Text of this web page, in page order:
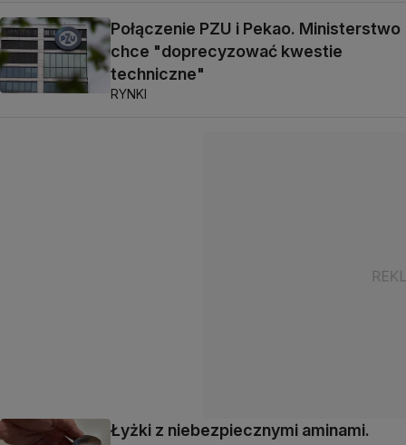
Połączenie PZU i Pekao. Ministerstwo
chce "doprecyzować kwestie
techniczne"
RYNKI
Łyżki z niebezpiecznymi aminami.